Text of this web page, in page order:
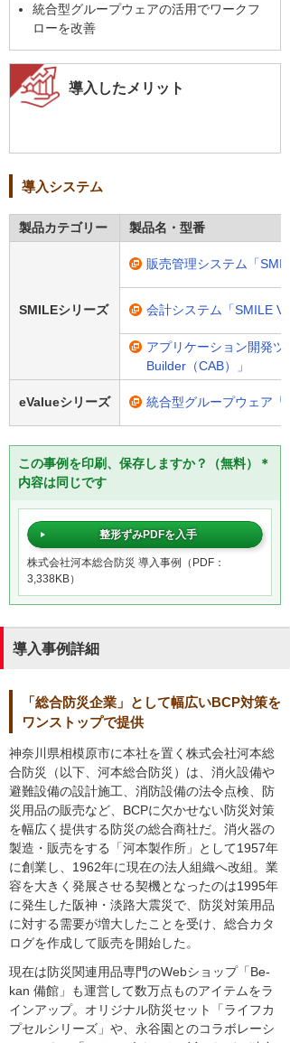
統合型グループウェアの活用でワークフ
ローを改善
導入したメリット
導入システム
製品カテゴリー 製品名・型番
SMILEシリーズ
販売管理システム「
会計システム「SMILE V
アプリケーション開発
Builder（CAB）」
eValueシリーズ 統合型グループウェア「
この事例を印刷、保存しますか？（無料）＊
内容は同じです
整形ずみPDFを入手
株式会社河本総合防災 導入事例（PDF：
3,338KB）
導入事例詳細
「総合防災企業」として幅広いBCP対策を
ワンストップで提供
神奈川県相模原市に本社を置く株式会社河本総
合防災（以下、河本総合防災）は、消火設備や
避難設備の設計施工、消防設備の法令点検、防
災用品の販売など、BCPに欠かせない防災対策
を幅広く提供する防災の総合商社だ。消火器の
製造・販売をする「河本製作所」として1957年
に創業し、1962年に現在の法人組織へ改組。業
容を大きく発展させる契機となったのは1995年
に発生した阪神・淡路大震災で、防災対策用品
に対する需要が増大したことを受け、総合カタ
ログを作成して販売を開始した。
現在は防災関連用品専門のWebショップ「Be-
kan 備館」も運営して数万点ものアイテムをラ
インアップ。オリジナル防災セット「ライフカ
プセルシリーズ」や、永谷園とのコラボレーシ